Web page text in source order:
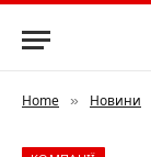
Home » Новини